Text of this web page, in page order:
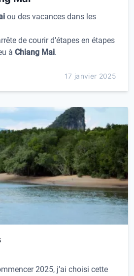
ou des vacances dans les
de courir d’étapes en étapes
à Chiang Mai.
17 janvier 2025
2025, j’ai choisi cette